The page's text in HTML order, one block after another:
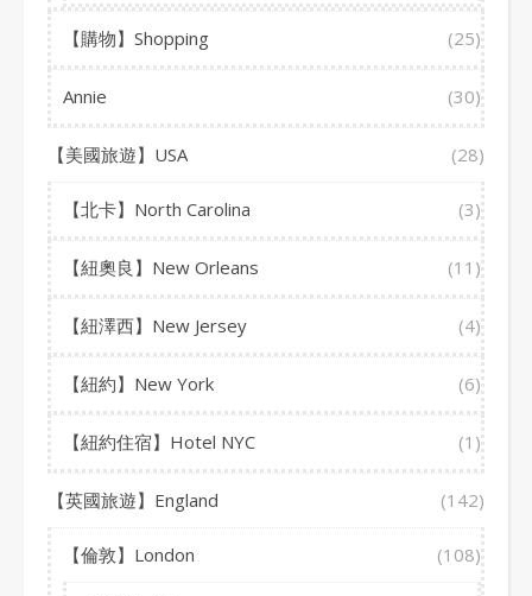
【購物】Shopping (25)
Annie (30)
【美國旅遊】USA (28)
【北卡】North Carolina (3)
【紐奧良】New Orleans (11)
【紐澤西】New Jersey (4)
【紐約】New York (6)
【紐約住宿】Hotel NYC (1)
【英國旅遊】England (142)
【倫敦】London (108)